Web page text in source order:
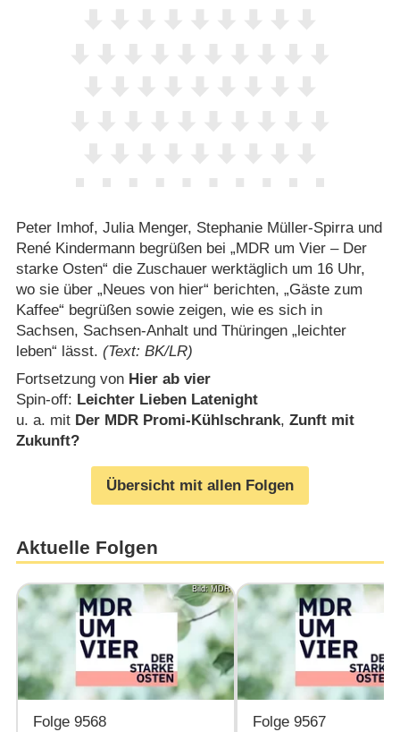
Peter Imhof, Julia Menger, Stephanie Müller-Spirra und
René Kindermann begrüßen bei „MDR um Vier – Der
starke Osten“ die Zuschauer werktäglich um 16 Uhr,
wo sie über „Neues von hier“ berichten, „Gäste zum
Kaffee“ begrüßen sowie zeigen, wie es sich in
Sachsen, Sachsen-Anhalt und Thüringen „leichter
leben“ lässt. (Text: BK/LR)
Fortsetzung von Hier ab vier
Spin-off: Leichter Lieben Latenight
u. a. mit Der MDR Promi-Kühlschrank, Zunft mit
Zukunft?
Übersicht mit allen Folgen
Aktuelle Folgen
Bild: MDR
Folge 9568
Folge 9567